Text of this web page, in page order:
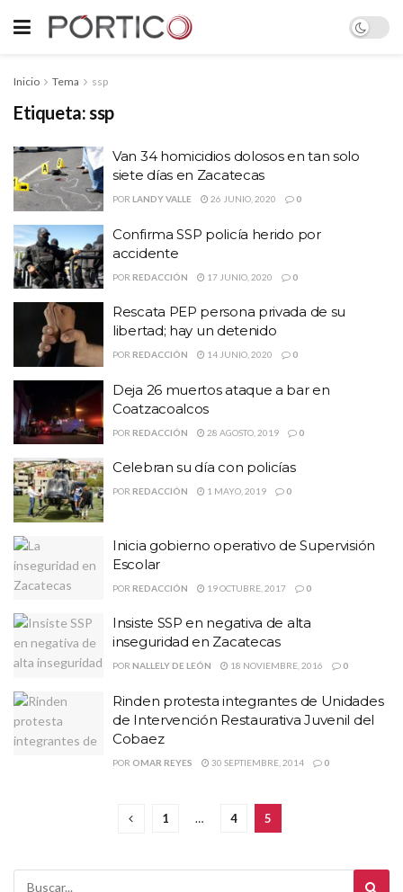
Inicio Tema ssp
Etiqueta:ssp
Van 34 homicidios dolosos en tan solo
siete días en Zacatecas
POR LANDY VALLE 26 JUNIO, 2020 0
Confirma SSP policía herido por
accidente
POR REDACCIÓN 17 JUNIO, 2020 0
Rescata PEP persona privada de su
libertad; hay un detenido
POR REDACCIÓN 14 JUNIO, 2020 0
Deja 26 muertos ataque a bar en
Coatzacoalcos
POR REDACCIÓN 28 AGOSTO, 2019 0
Celebran su día con policías
POR REDACCIÓN 1 MAYO, 2019 0
Inicia gobierno operativo de Supervisión
Escolar
POR REDACCIÓN 19 OCTUBRE, 2017 0
Insiste SSP en negativa de alta
inseguridad en Zacatecas
POR NALLELY DE LEÓN 18 NOVIEMBRE, 2016 0
Rinden protesta integrantes de Unidades
de Intervención Restaurativa Juvenil del
Cobaez
POR OMAR REYES 30 SEPTIEMBRE, 2014 0
1 … 4 5